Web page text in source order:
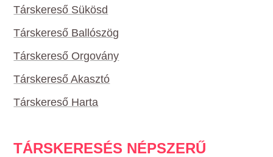
Társkereső Sükösd
Társkereső Ballószög
Társkereső Orgovány
Társkereső Akasztó
Társkereső Harta
TÁRSKERESÉS NÉPSZERŰ